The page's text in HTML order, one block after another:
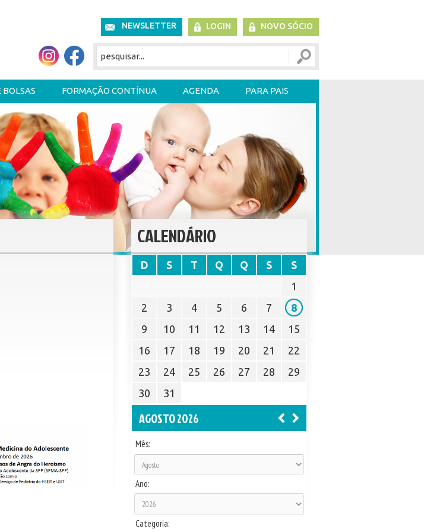
NEWSLETTER LOGIN NOVO SÓCIO
BOLSAS FORMAÇÃO CONTÍNUA AGENDA PARA PAIS
CALENDÁRIO
D S T Q Q S
S
1
2
3 4 5 6 7
8
9
10 11 12 13 14
15
16
17 18 19 20 21
22
23
24 25 26 27 28
29
30
31
AGOSTO 2026
Mês:
Ano:
Categoria: